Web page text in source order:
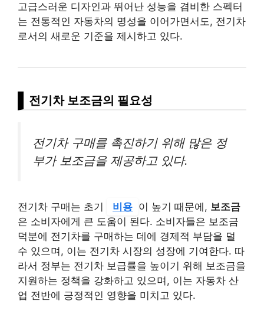
고급스러운 디자인과 뛰어난 성능을 겸비한 스펙터
는 전통적인 자동차의 명성을 이어가면서도, 전기차
로서의 새로운 기준을 제시하고 있다.
전기차 보조금의 필요성
전기차 구매를 촉진하기 위해 많은 정
부가 보조금을 제공하고 있다.
전기차 구매는 초기 비용 이 높기 때문에, 보조금
은 소비자에게 큰 도움이 된다. 소비자들은 보조금
덕분에 전기차를 구매하는 데에 경제적 부담을 덜
수 있으며, 이는 전기차 시장의 성장에 기여한다. 따
라서 정부는 전기차 보급률을 높이기 위해 보조금을
지원하는 정책을 강화하고 있으며, 이는 자동차 산
업 전반에 긍정적인 영향을 미치고 있다.